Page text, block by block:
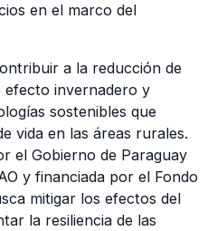
en el marco del
a la reducción de
efecto invernadero y
sostenibles que
vida en las áreas rurales.
el Gobierno de Paraguay
y financiada por el Fondo
mitigar los efectos del
la resiliencia de las